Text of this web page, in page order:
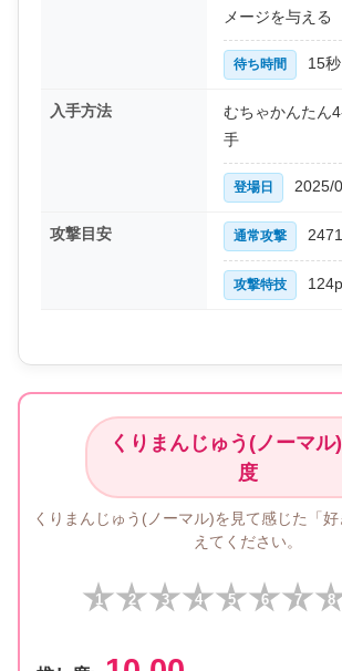
メージを与える
待ち時間 15秒
入手方法
むちゃかんたん
手
登場日 2025/
攻撃目安 通常攻撃
攻撃特技
くりまんじゅう(ノーマル
度
くりまんじゅう(ノーマル)を見て感じた「
えてください。
8
7
6
5
4
3
2
1